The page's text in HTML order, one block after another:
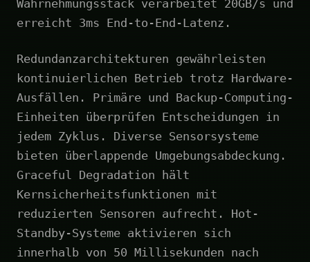
Wahrnehmungsstack verarbeitet 20GB/s und
erreicht 3ms End-to-End-Latenz.
Redundanzarchitekturen gewährleisten
kontinuierlichen Betrieb trotz Hardware-
Ausfällen. Primäre und Backup-Computing-
Einheiten überprüfen Entscheidungen in
jedem Zyklus. Diverse Sensorsysteme
bieten überlappende Umgebungsabdeckung.
Graceful Degradation hält
Kernsicherheitsfunktionen mit
reduzierten Sensoren aufrecht. Hot-
Standby-Systeme aktivieren sich
innerhalb von 50 Millisekunden nach